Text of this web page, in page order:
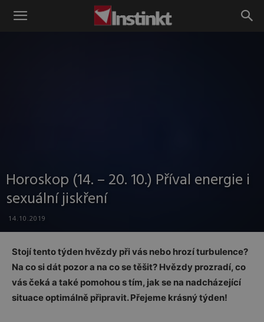
Instinkt
Horoskop (14. – 20. 10.) Příval energie i
sexuální jiskření
14.10.2019
Stojí tento týden hvězdy při vás nebo hrozí turbulence?
Na co si dát pozor a na co se těšit? Hvězdy prozradí, co
vás čeká a také pomohou s tím, jak se na nadcházející
situace optimálně připravit. Přejeme krásný týden!